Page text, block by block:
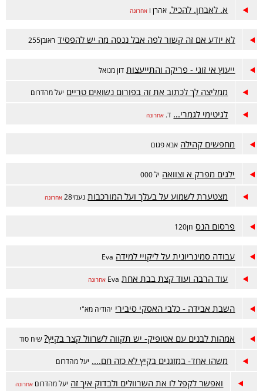
א. לאבחן. להכיל. אהרן ו אחרונה
לא יודע אם זה קשור לפה אבל ננסה מה יש להפסיד ראובן255
ייעוץ אי זוגי - פריקה והתייעצות דון מנואל
ממליצה לך לכתוב את זה בפורום נשואים טריים יעל מהדרום
לגיטימי לגמרי... ד. אחרונה
מחפשים קהילה אבא פגום
ילגים מפרק א וצוואה יל 000
מצטערת לשמוע על בעלך ועל המורכבות נעמי28 אחרונה
פרסום הנס חן120
עבודה סמינריונית על ליקויי למידה Eva
עוד הרבה ועוד קצת בבת אחת Eva אחרונה
השבת אבידה - כלבי האסקי סיבירי יהודיה מא"י
אמהות לבנים עם אטופיק- יש תקווה לשרוול קצר בקיץ? שיח סוד
משהו אחד- במזגנים בקיץ לא כזה חם.... יעל מהדרום
ואפשר לקפל לו את השרוולים ולבדוק איך זה יעל מהדרום אחרונה